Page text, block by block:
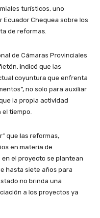
turísticos, uno
Ecuador Chequea sobre los
de reformas.
de Cámaras Provinciales
indicó que las
coyuntura que enfrenta
no solo para auxiliar
la propia actividad
tiempo.
que las reformas,
en materia de
el proyecto se plantean
hasta siete años para
no brinda una
a los proyectos ya